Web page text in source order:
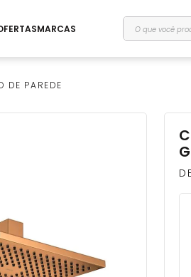
MARCAS O que
DE PAREDE